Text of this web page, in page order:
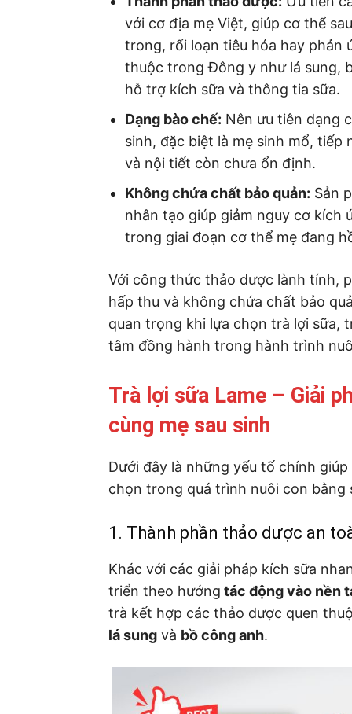
với cơ địa mẹ Việt, giúp cơ thể
trong, rối loạn tiêu hóa hay phản
thuộc trong Đông y như lá sung,
hỗ trợ kích sữa và thông tia sữa.
Dạng bào chế: Nên ưu tiên dạng
sinh, đặc biệt là mẹ sinh mổ,
và nội tiết còn chưa ổn định.
Không chứa chất bảo quản: Sản
nhân tạo giúp giảm nguy cơ kích
trong giai đoạn cơ thể mẹ đang
Với công thức thảo dược lành tính,
hấp thu và không chứa chất bảo
quan trọng khi lựa chọn trà lợi sữa,
tâm đồng hành trong hành trình
Trà lợi sữa Lame – Giải
cùng mẹ sau sinh
Dưới đây là những yếu tố chính
chọn trong quá trình nuôi con bằng
1. Thành phần thảo dược an
Khác với các giải pháp kích sữa
triển theo hướng tác động vào nền
trà kết hợp các thảo dược quen
lá sung và bồ công anh.